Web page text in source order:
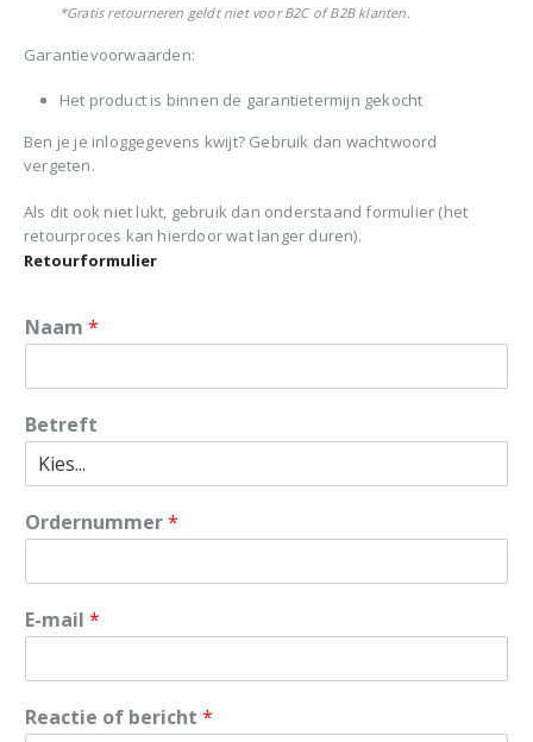
*Gratis retourneren geldt niet voor B2C of B2B klanten.
Garantievoorwaarden:
Het product is binnen de garantietermijn gekocht
Ben je je inloggegevens kwijt? Gebruik dan wachtwoord
vergeten.
Als dit ook niet lukt, gebruik dan onderstaand formulier (het
retourproces kan hierdoor wat langer duren).
Retourformulier
Naam *
Betreft
Ordernummer*
E-mail *
Reactie of bericht *